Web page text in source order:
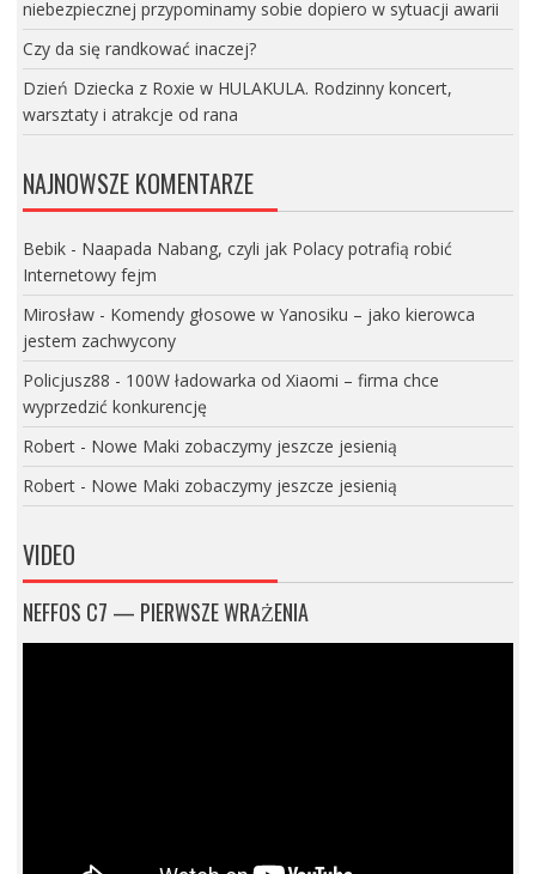
niebezpiecznej przypominamy sobie dopiero w sytuacji awarii
Czy da się randkować inaczej?
Dzień Dziecka z Roxie w HULAKULA. Rodzinny koncert,
warsztaty i atrakcje od rana
NAJNOWSZE KOMENTARZE
Bebik- Naapada Nabang, czyli jak Polacy potrafią robić
Internetowy fejm
Mirosław- Komendy głosowe w Yanosiku – jako kierowca
jestem zachwycony
Policjusz88 - 100W ładowarka od Xiaomi – firma chce
wyprzedzić konkurencję
Robert- Nowe Maki zobaczymy jeszcze jesienią
Robert- Nowe Maki zobaczymy jeszcze jesienią
VIDEO
NEFFOS C7 — PIERWSZE WRAŻENIA